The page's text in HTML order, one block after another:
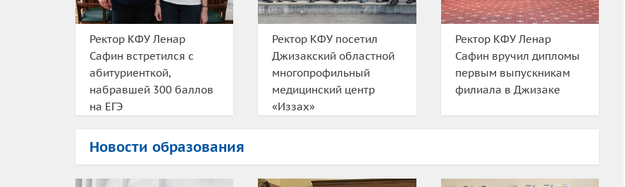
Ректор КФУ Ленар
Сафин встретился с
абитуриенткой,
набравшей 300 баллов
на ЕГЭ
Ректор КФУ посетил
Джизакский областной
многопрофильный
медицинский центр
«Иззах»
Ректор КФУ Ленар
Сафин вручил дипломы
первым выпускникам
филиала в Джизаке
Новости образования